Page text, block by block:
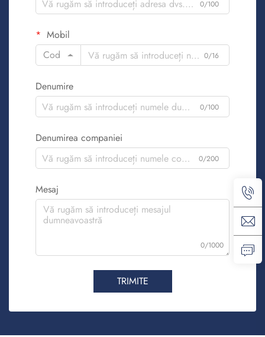
0/100
Mobil
Cod
0/16
Denumire
0/100
Denumirea companiei
0/200
Mesaj
0/1000
TRIMITE